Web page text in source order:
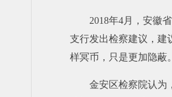
2018年4月，安徽
支行发出检察建议，建
样冥币，只是更加隐蔽
金安区检察院认为